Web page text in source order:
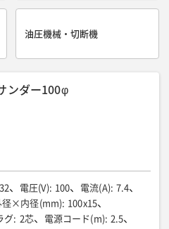
油圧機械・切断機
ンダー100φ
電圧(V): 100 電流(A): 7.4
径×内径(mm): 100x15
グ: 2芯 電源コード(m): 2.5